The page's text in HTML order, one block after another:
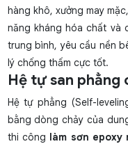
hàng khô, xưởng may
năng kháng hóa chất và
trung bình, yêu cầu nền
lý chống thấm cực tốt.
Hệ tự san phẳng
Hệ tự phẳng (Self-
bằng dòng chảy của
thi công làm sơn epoxy